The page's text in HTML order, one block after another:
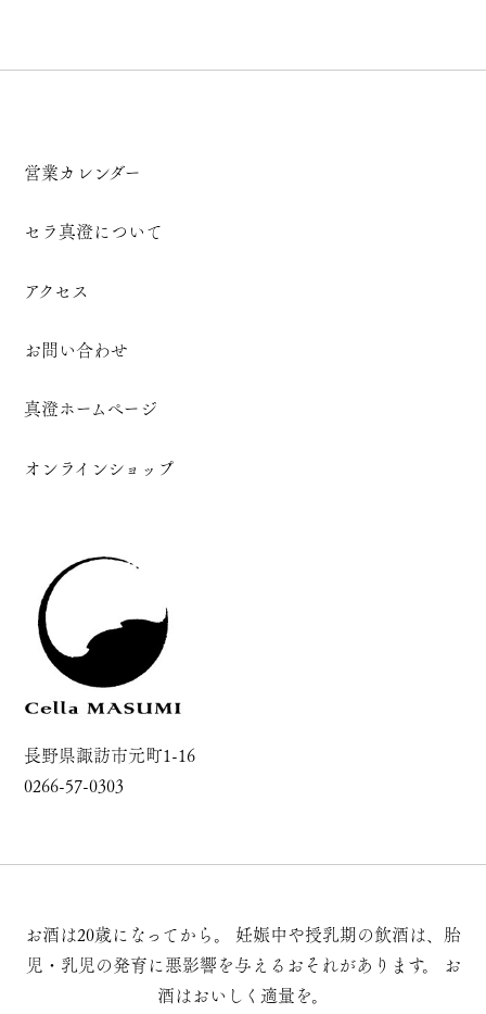
営業カレンダー
セラ真澄について
アクセス
お問い合わせ
真澄ホームページ
オンラインショップ
長野県諏訪市元町1-16
0266-57-0303
お酒は20歳になってから。
妊娠中や授乳期の飲酒は、胎
児・乳児の発育に悪影響を与えるおそれがあります。
お
酒はおいしく適量を。